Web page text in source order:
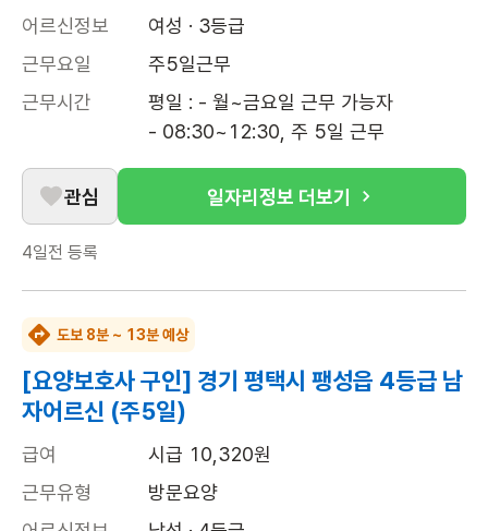
어르신정보
여성 · 3등급
근무요일
주5일근무
근무시간
평일 : - 월~금요일 근무 가능자
- 08:30~12:30, 주 5일 근무
관심 일자리정보 더보기
4일전 등록
도보 8분 ~ 13분 예상
[요양보호사 구인] 경기 평택시 팽성읍 4등급 남
자어르신 (주5일)
급여
시급 10,320원
근무유형
방문요양